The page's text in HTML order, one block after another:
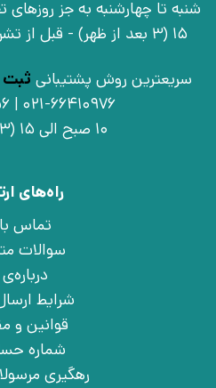
15 (3 بعد از ظهر) - قبل از تشریف آوردن تماس بگیرید
سریعترین روش پشتیبانی
021-66410976 | 09030925756
10 صبح الی 15 (3 بعد از ظهر)
راه‌های
تماس
سوالات
شرایط
قوانین و
شماره
رهگیری